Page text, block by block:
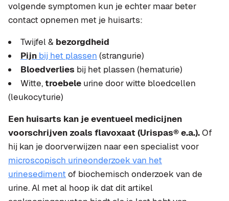
volgende symptomen kun je echter maar beter
contact opnemen met je huisarts:
Twijfel & bezorgdheid
Pijn bij het plassen (strangurie)
Bloedverlies bij het plassen (hematurie)
Witte,troebele urine door witte bloedcellen
(leukocyturie)
Een huisarts kan je eventueel medicijnen
voorschrijven zoals flavoxaat (Urispas® e.a.).Of
hij kan je doorverwijzen naar een specialist voor
microscopisch urineonderzoek van het
urinesediment of biochemisch onderzoek van de
urine. Al met al hoop ik dat dit artikel